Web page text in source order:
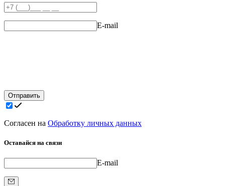
E-mail
Отправить
Согласен на Обработку личных данных
Оставайся на связи
E-mail